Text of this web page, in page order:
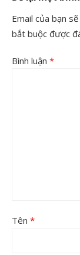
Email của bạn
bắt buộc được
Bình luận *
Tên *